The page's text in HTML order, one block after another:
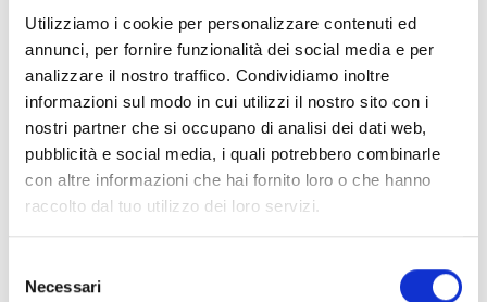
Utilizziamo i cookie per personalizzare contenuti ed
annunci, per fornire funzionalità dei social media e per
analizzare il nostro traffico. Condividiamo inoltre
informazioni sul modo in cui utilizzi il nostro sito con i
nostri partner che si occupano di analisi dei dati web,
pubblicità e social media, i quali potrebbero combinarle
con altre informazioni che hai fornito loro o che hanno
raccolto dal tuo utilizzo dei loro servizi.
delNecessari
Manager
OHMXLCABRK
Suportes de montagem em rack
de 19” para a central Harper